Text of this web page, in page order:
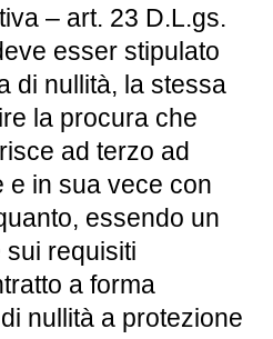
– art. 23 D.L.gs.
esser stipulato
di nullità, la stessa
la procura che
ad terzo ad
e in sua vece con
essendo un
requisiti
a forma
nullità a protezione